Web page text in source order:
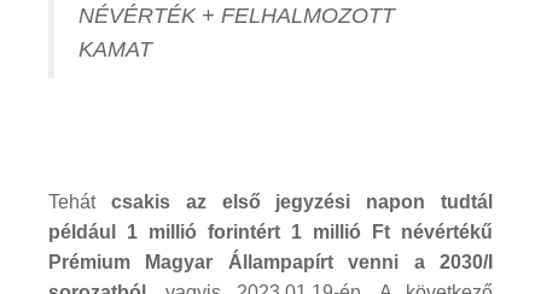
NÉVÉRTÉK + FELHALMOZOTT
KAMAT
Tehát csakis az első jegyzési napon tudtál
például 1 millió forintért 1 millió Ft névértékű
Prémium Magyar Állampapírt venni a 2030/I